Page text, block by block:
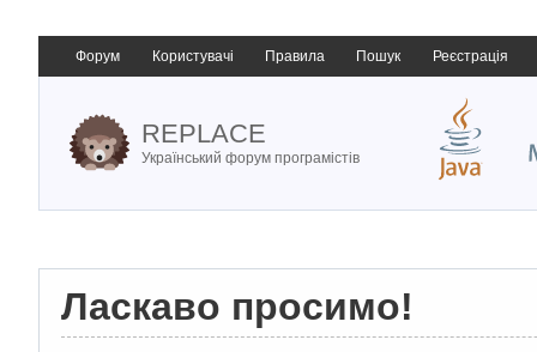
Форум Користувачі Правила Пошук Реєстрація
REPLACE
Український форум програмістів
Ласкаво просимо!